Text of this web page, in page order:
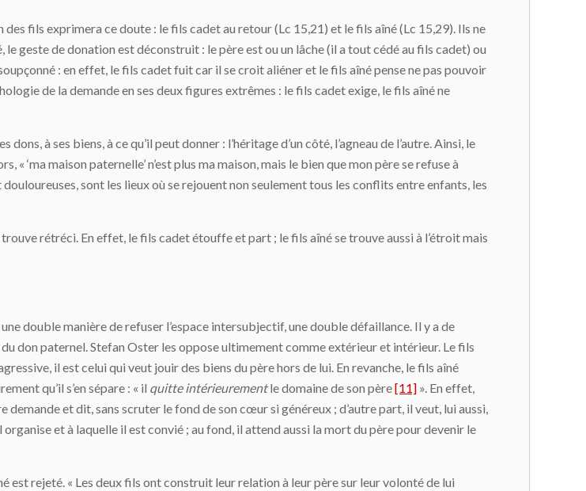
fils exprimera ce doute : le fils cadet au retour (Lc 15,21) et le fils aîné (Lc 15,29). Ils ne
geste de donation est déconstruit : le père est ou un lâche (il a tout cédé au fils cadet) ou
: en effet, le fils cadet fuit car il se croit aliéner et le fils aîné pense ne pas pouvoir
de la demande en ses deux figures extrêmes : le fils cadet exige, le fils aîné ne
à ses biens, à ce qu’il peut donner : l’héritage d’un côté, l’agneau de l’autre. Ainsi, le
‘ma maison paternelle’ n’est plus ma maison, mais le bien que mon père se refuse à
sont les lieux où se rejouent non seulement tous les conflits entre enfants, les
rétréci. En effet, le fils cadet étouffe et part ; le fils aîné se trouve aussi à l’étroit mais
double manière de refuser l’espace intersubjectif, une double défaillance. Il y a de
don paternel. Stefan Oster les oppose ultimement comme extérieur et intérieur. Le fils
il est celui qui veut jouir des biens du père hors de lui. En revanche, le fils aîné
qu’il s’en sépare : « il quitte intérieurementle domaine de son père[11] ». En effet,
et dit, sans scruter le fond de son cœur si généreux ; d’autre part, il veut, lui aussi,
et à laquelle il est convié ; au fond, il attend aussi la mort du père pour devenir le
est rejeté. « Les deux fils ont construit leur relation à leur père sur leur volonté de lui